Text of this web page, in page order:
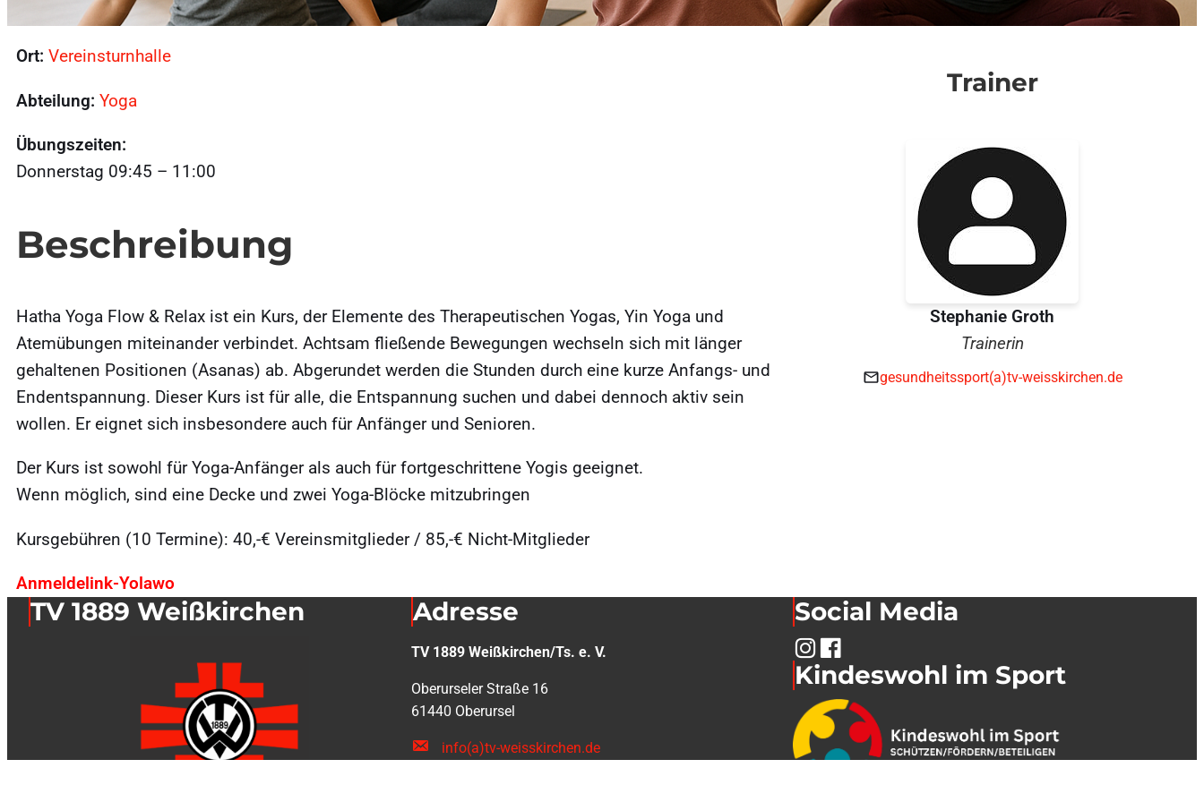
Ort: Vereinsturnhalle
Abteilung: Yoga
Übungszeiten:
Donnerstag 09:45 – 11:00
Beschreibung
Hatha Yoga Flow & Relax ist ein Kurs, der Elemente des Therapeutischen Yogas, Yin Yoga und
Atemübungen miteinander verbindet. Achtsam fließende Bewegungen wechseln sich mit länger
gehaltenen Positionen (Asanas) ab. Abgerundet werden die Stunden durch eine kurze Anfangs- und
Endentspannung. Dieser Kurs ist für alle, die Entspannung suchen und dabei dennoch aktiv sein
wollen. Er eignet sich insbesondere auch für Anfänger und Senioren.
Der Kurs ist sowohl für Yoga-Anfänger als auch für fortgeschrittene Yogis geeignet.
Wenn möglich, sind eine Decke und zwei Yoga-Blöcke mitzubringen
Kursgebühren (10 Termine): 40,-€ Vereinsmitglieder / 85,-€ Nicht-Mitglieder
Anmeldelink-Yolawo
Trainer
Stephanie Groth
Trainerin
gesundheitssport(a)tv-weisskirchen.de
TV 1889 Weißkirchen Adresse
TV 1889 Weißkirchen/Ts. e. V.
Oberurseler Straße 16
61440 Oberursel
info(a)tv-weisskirchen.de
Social Media
Kindeswohl im Sport